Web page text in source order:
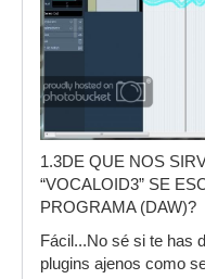
1.3DE QUE NOS
“VOCALOID3” SE
PROGRAMA (DAW)?
Fácil...No sé si te has
plugins ajenos como